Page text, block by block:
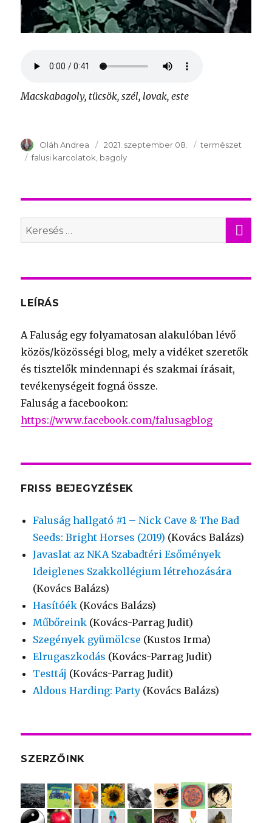
Macskabagoly, tücsök, szél, lovak, este
Szerző
Oláh Andrea Publikálva
2021. szeptember 08. Témakör
természet
Kulcsszavak
falusi karcolatok bagoly
Search
for:
LEÍRÁS
A Faluság egy folyamatosan alakulóban lévő
közös/közösségi blog, mely a vidéket szeretők
és tisztelők mindennapi és szakmai írásait,
tevékenységeit fogná össze.
Faluság a facebookon:
https://www.facebook.com/falusagblog
FRISS BEJEGYZÉSEK
Faluság hallgató #1 – Nick Cave & The Bad
Seeds: Bright Horses (2019) (Kovács Balázs)
Javaslat az NKA Szabadtéri Esőmények
Ideiglenes Szakkollégium létrehozására
(Kovács Balázs)
Hasítóék (Kovács Balázs)
Műbőreink (Kovács-Parrag Judit)
Szegények gyümölcse (Kustos Irma)
Elrugaszkodás (Kovács-Parrag Judit)
Testtáj (Kovács-Parrag Judit)
Aldous Harding: Party (Kovács Balázs)
SZERZŐINK